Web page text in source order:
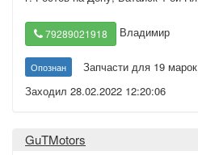
79289021918 Владимир
Опознан Запчасти для 19 марок
Заходил 28.02.2022 12:20:06
GuTMotors